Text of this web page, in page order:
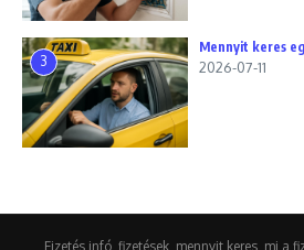
3
Mennyit keres
2026-07-11
Fizetés infó, fizetések, mennyit keres, mi a